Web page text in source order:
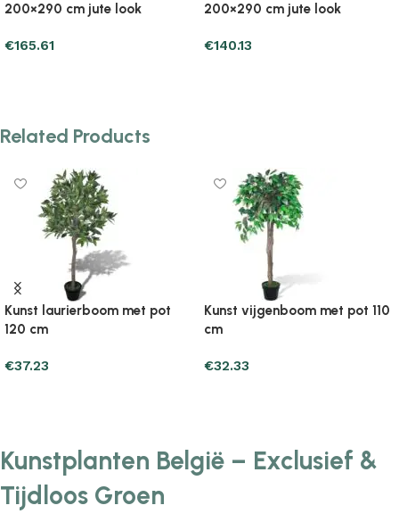
100×200 cm jute look
€69.57
100×200 cm jute look
€85.25
Related Products
Kunst laurierboom met pot
120 cm
€37.23
Kunst vijgenboom met pot 110
cm
€32.33
Kunstplanten België – Exclusief &
Tijdloos Groen